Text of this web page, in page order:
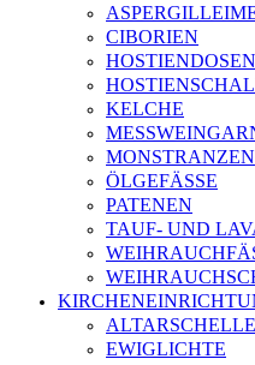
CIBORIEN
HOSTIENDOSEN
KELCHE
MONSTRANZEN
ÖLGEFÄSSE
PATENEN
TAUF- UND
EWIGLICHTE